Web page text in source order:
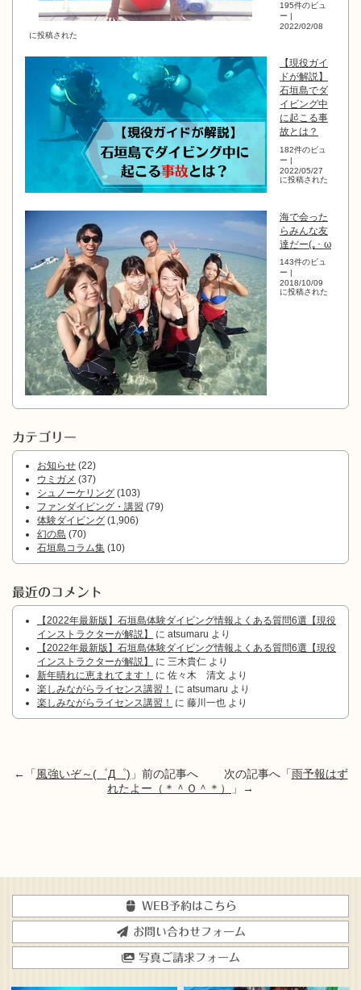
195件のビュ
ー |
2022/02/08
に投稿された
【現役ガイ
ドが解説】
石垣島でダ
イビング中
に起こる事
故とは？
182件のビュ
ー |
2022/05/27
に投稿された
海で会った
らみんな友
達だー(｡･ ω
143件のビュ
ー
2018/10/09
に投稿された
カテゴリー
お知らせ (22)
ウミガメ (37)
シュノーケリング (103)
ファンダイビング・講習 (79)
体験ダイビング (1,906)
幻の島 (70)
石垣島コラム集 (10)
最近のコメント
【2022年最新版】石垣島体験ダイビング情報よくある質問6選【現役
インストラクターが解説】
に atsumaru より
【2022年最新版】石垣島体験ダイビング情報よくある質問6選【現役
インストラクターが解説】
に 三木貴仁 より
新年晴れに恵まれてます！
に 佐々木 清文 より
楽しみながらライセンス講習！
に atsumaru より
楽しみながらライセンス講習！
に 藤川一也 より
←「 風強いぞ～(゜Д゜) 」前の記事へ 次の記事へ「雨予報はず
れたよー（＊＾Ｏ＾＊）
」→
WEB予約はこちら
お問い合わせフォーム
写真ご請求フォーム